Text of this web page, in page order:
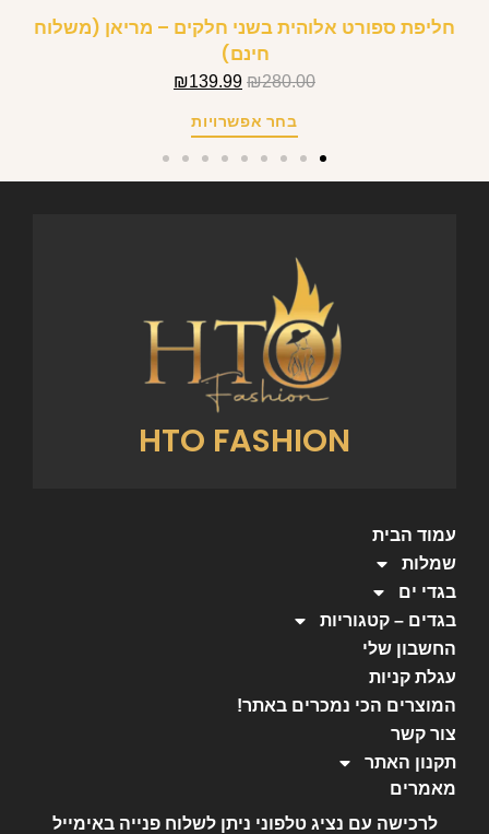
חליפת ספורט אלוהית בשני חלקים – מריאן (משלוח
חינם)
₪280.00
₪139.99
בחר אפשרויות
HTO FASHION
עמוד הבית
שמלות
בגדי ים
בגדים – קטגוריות
החשבון שלי
עגלת קניות
המוצרים הכי נמכרים באתר!
צור קשר
תקנון האתר
מאמרים
לרכישה עם נציג טלפוני ניתן לשלוח פנייה באימייל